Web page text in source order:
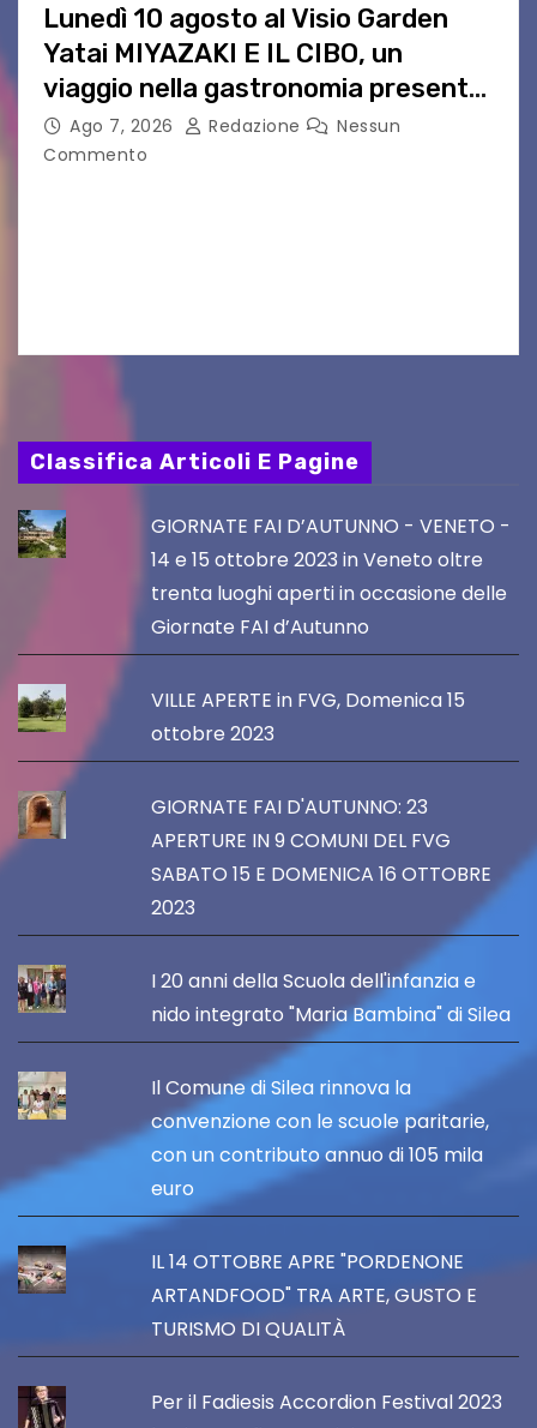
Lunedì 10 agosto al Visio Garden
Yatai MIYAZAKI E IL CIBO, un
viaggio nella gastronomia presente
nei film di Hayao Miyazaki!
Ago 7, 2026 Redazione
Nessun
Commento
Classifica Articoli E Pagine
GIORNATE FAI D’AUTUNNO - VENETO -
14 e 15 ottobre 2023 in Veneto oltre
trenta luoghi aperti in occasione delle
Giornate FAI d’Autunno
VILLE APERTE in FVG, Domenica 15
ottobre 2023
GIORNATE FAI D'AUTUNNO: 23
APERTURE IN 9 COMUNI DEL FVG
SABATO 15 E DOMENICA 16 OTTOBRE
2023
I 20 anni della Scuola dell'infanzia e
nido integrato "Maria Bambina" di Silea
Il Comune di Silea rinnova la
convenzione con le scuole paritarie,
con un contributo annuo di 105 mila
euro
IL 14 OTTOBRE APRE "PORDENONE
ARTANDFOOD" TRA ARTE, GUSTO E
TURISMO DI QUALITÀ
Per il Fadiesis Accordion Festival 2023